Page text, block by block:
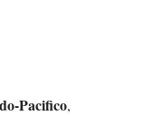
Pacifico,